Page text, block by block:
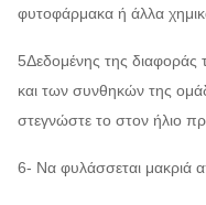
φυτοφάρμακα ή άλλα
5Δεδομένης της διαφοράς
και των συνθηκών της
στεγνώστε το στον ήλιο
6- Να φυλάσσεται μακριά